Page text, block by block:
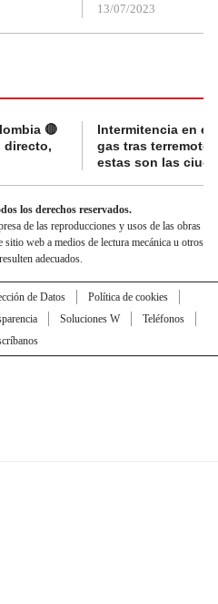
13/07/2023
🔴
directo,
Intermitencia en el
gas tras terremoto
estas son las
los derechos reservados.
de las reproducciones y usos de las obras
sitio web a medios de lectura mecánica u otros
adecuados.
de Datos
Política de cookies
Soluciones W
Teléfonos